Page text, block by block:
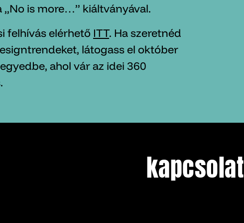
is more…” kiáltványával.
felhívás elérhető ITT. Ha szeretnéd
látogass el október
ahol vár az idei 360
kapcsolat